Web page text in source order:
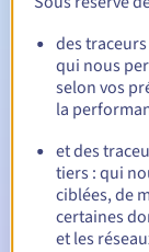
Notifications
Emails
date d'échéance
E-mail le jour
E-mail après
notification de
des
qui nous
selon vos
la
et des
tiers : qui
ciblées, de
certaines
et les